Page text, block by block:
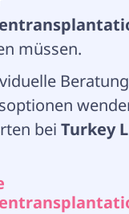
müssen.
bei Turkey